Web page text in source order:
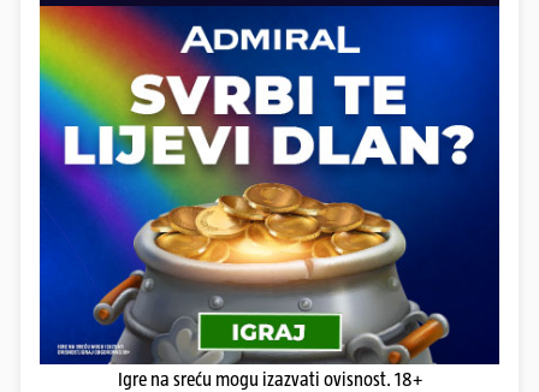
Igre na sreću mogu izazvati ovisnost. 18+